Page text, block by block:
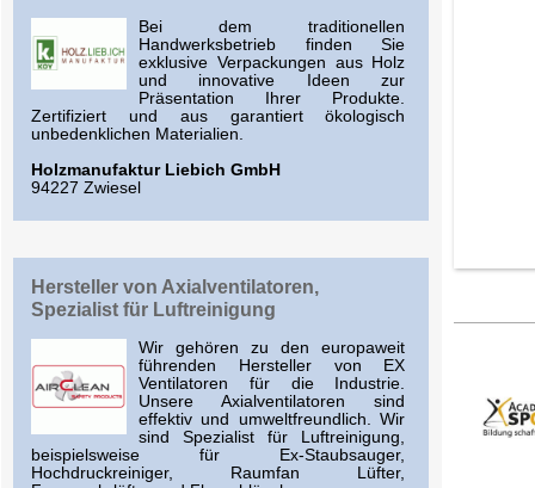
Bei dem traditionellen
Handwerksbetrieb finden Sie
exklusive Verpackungen aus Holz
und innovative Ideen zur
Präsentation Ihrer Produkte.
Zertifiziert und aus garantiert ökologisch
unbedenklichen Materialien.
Holzmanufaktur Liebich GmbH
94227 Zwiesel
Hersteller von Axialventilatoren,
Spezialist für Luftreinigung
Wir gehören zu den europaweit
führenden Hersteller von EX
Ventilatoren für die Industrie.
Unsere Axialventilatoren sind
effektiv und umweltfreundlich. Wir
sind Spezialist für Luftreinigung,
beispielsweise für Ex-Staubsauger,
Hochdruckreiniger, Raumfan Lüfter,